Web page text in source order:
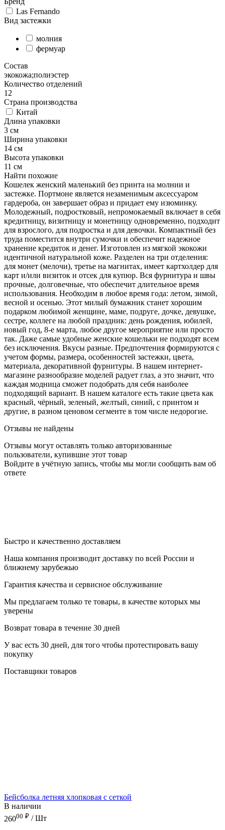
Las Fernando
Вид застежки
молния
фермуар
Состав
экокожа;полиэстер
Количество отделений
12
Страна производства
Китай
Длина упаковки
3 см
Ширина упаковки
14 см
Высота упаковки
11 см
Найти похожие
Кошелек женский маленький без принта на молнии и
застежке. Портмоне является незаменимым аксессуаром
гардероба, он завершает образ и придает ему изюминку.
Молодежный, подростковый, непромокаемый включает в себя
кредитницу, визитницу и монетницу одновременно, подходит
для взрослого, для подростка и для девочки. Компактный без
труда поместится внутри сумочки и обеспечит надежное
хранение кредиток и денег. Изготовлен из мягкой экокожи
идентичной натуральной коже. Разделен на три отделения:
для монет (мелочи), третье на магнитах, имеет картхолдер для
карт и/или визиток и отсек для купюр. Вся фурнитура и швы
прочные, долговечные, что обеспечит длительное время
использования. Необходим в любое время года: летом, зимой,
весной и осенью. Этот милый бумажник станет хорошим
подарком любимой женщине, маме, подруге, дочке, девушке,
сестре, коллеге на любой праздник: день рождения, юбилей,
новый год, 8-е марта, любое другое мероприятие или просто
так. Даже самые удобные женские кошельки не подходят всем
без исключения. Вкусы разные. Предпочтения формируются с
учетом формы, размера, особенностей застежки, цвета,
материала, декоративной фурнитуры. В нашем интернет-
магазине разнообразие моделей радует глаз, а это значит, что
каждая модница сможет подобрать для себя наиболее
подходящий вариант. В нашем каталоге есть такие цвета как
красный, чёрный, зеленый, желтый, синий, с принтом и
другие, в разном ценовом сегменте в том числе недорогие.
Отзывы не найдены
Отзывы могут оставлять только авторизованные
пользователи, купившие этот товар
Войдите в учётную запись, чтобы мы могли сообщить вам об
ответе
Быстро и качественно доставляем
Наша компания производит доставку по всей России и
ближнему зарубежью
Гарантия качества и сервисное обслуживание
Мы предлагаем только те товары, в качестве которых мы
уверены
Возврат товара в течение 30 дней
У вас есть 30 дней, для того чтобы протестировать вашу
покупку
Поставщики товаров
Бейсболка летняя хлопковая с сеткой
В наличии
26000 ₽ / Шт